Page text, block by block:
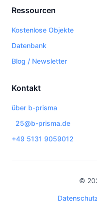
Ressourcen
Kostenlose Objekte
Datenbank
Blog / Newsletter
Kontakt
über b-prisma
25@b-prisma.de
+49 5131 9059012
©